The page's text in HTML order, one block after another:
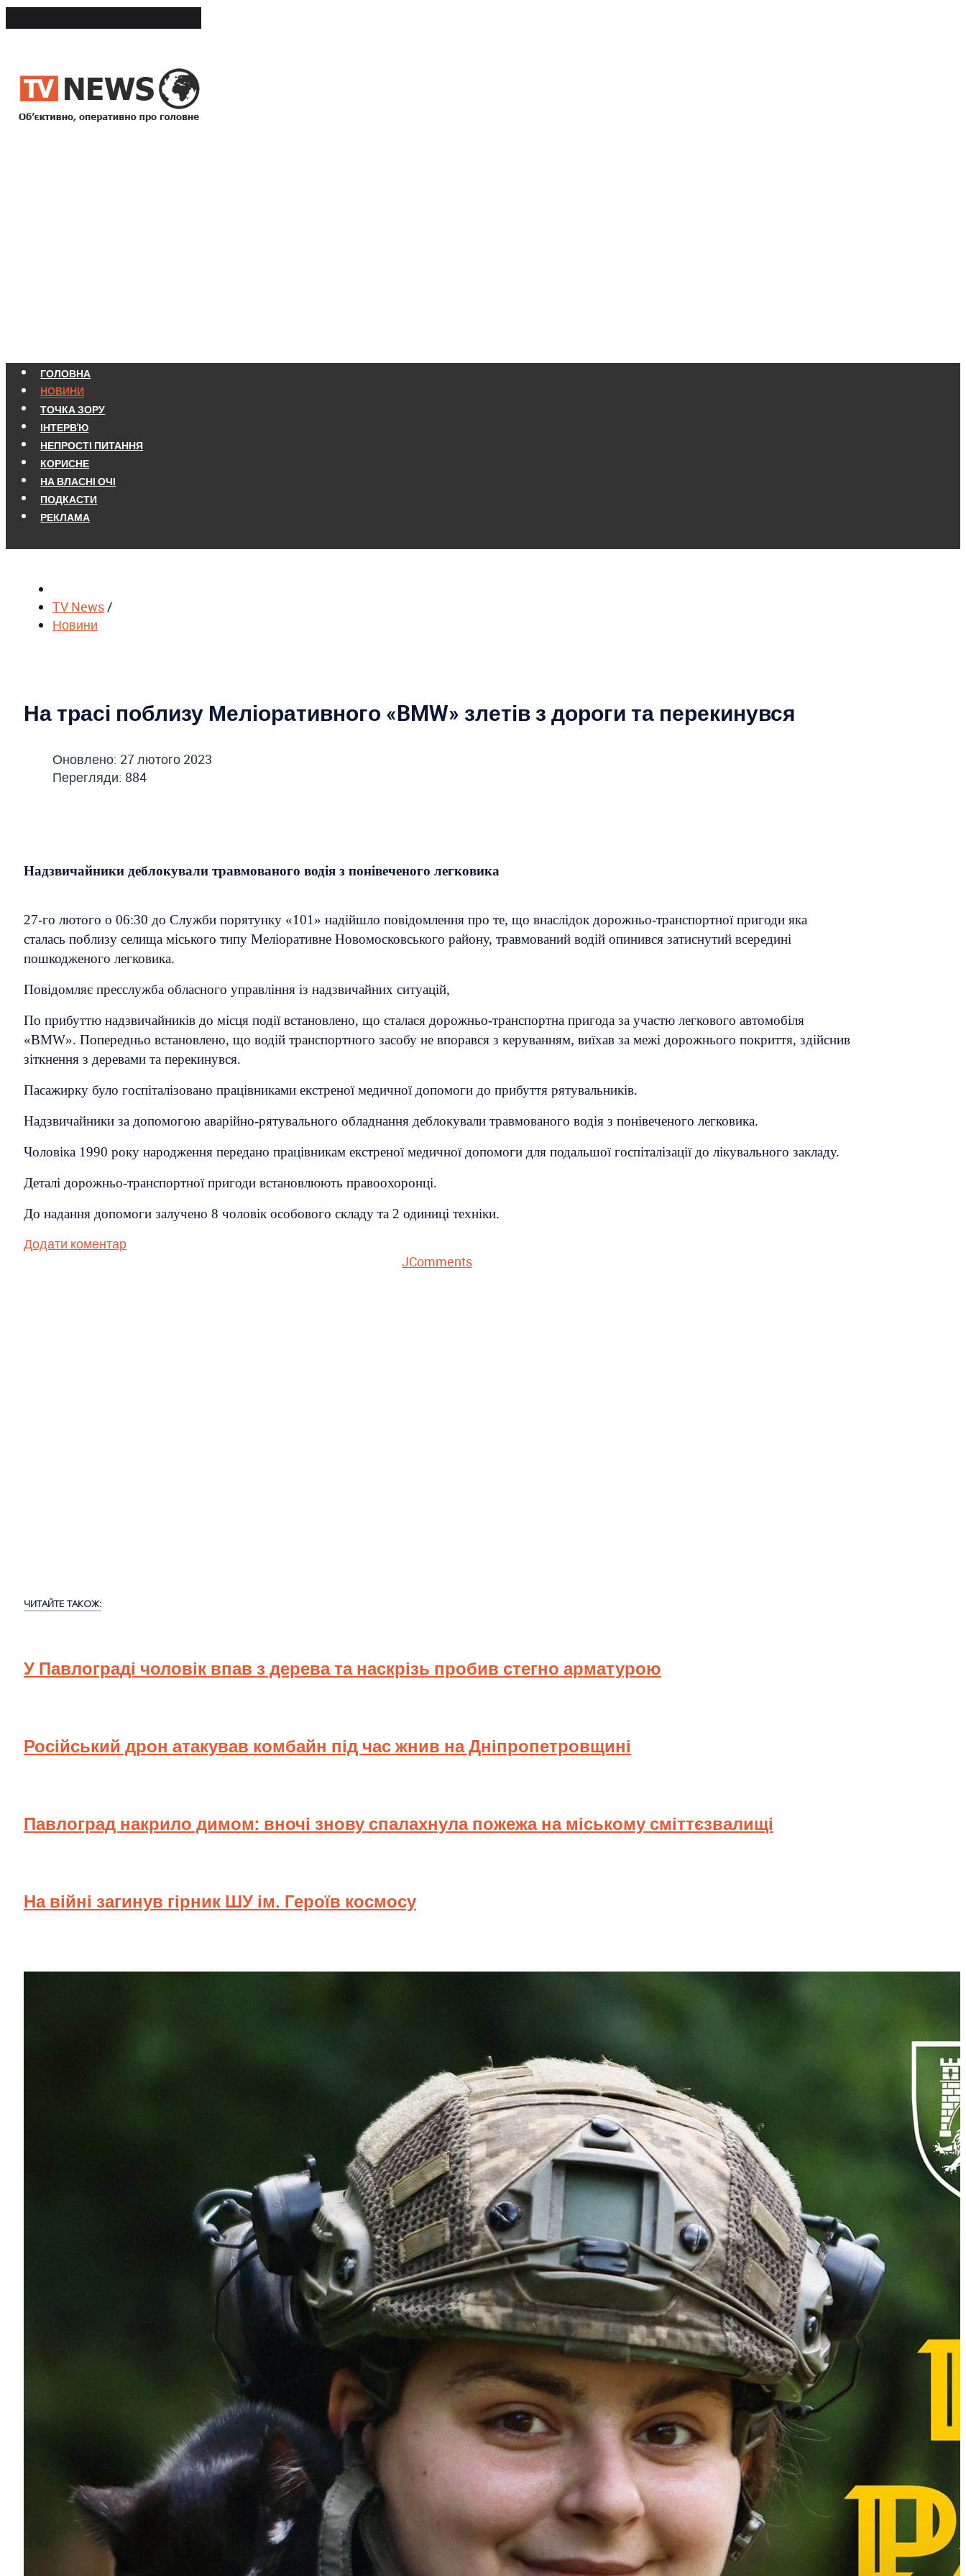
ГОЛОВНА
НОВИНИ
ТОЧКА ЗОРУ
ІНТЕРВ'Ю
НЕПРОСТІ ПИТАННЯ
КОРИСНЕ
НА ВЛАСНІ ОЧІ
ПОДКАСТИ
РЕКЛАМА
TV News /
Новини
На трасі поблизу Меліоративного «BMW» злетів з дороги та перекинувся
Оновлено: 27 лютого 2023
Перегляди: 884
Надзвичайники деблокували травмованого водія з понівеченого легковика
27-го лютого о 06:30 до Служби порятунку «101» надійшло повідомлення про те, що внаслідок дорожньо-транспортної пригоди яка
сталась поблизу селища міського типу Меліоративне Новомосковського району, травмований водій опинився затиснутий всередині
пошкодженого легковика.
Повідомляє пресслужба обласного управління із надзвичайних ситуацій,
По прибуттю надзвичайників до місця події встановлено, що сталася дорожньо-транспортна пригода за участю легкового автомобіля
«BMW». Попередньо встановлено, що водій транспортного засобу не впорався з керуванням, виїхав за межі дорожнього покриття, здійснив
зіткнення з деревами та перекинувся.
Пасажирку було госпіталізовано працівниками екстреної медичної допомоги до прибуття рятувальників.
Надзвичайники за допомогою аварійно-рятувального обладнання деблокували травмованого водія з понівеченого легковика.
Чоловіка 1990 року народження передано працівникам екстреної медичної допомоги для подальшої госпіталізації до лікувального закладу.
Деталі дорожньо-транспортної пригоди встановлюють правоохоронці.
До надання допомоги залучено 8 чоловік особового складу та 2 одиниці техніки.
Додати коментар
JComments
ЧИТАЙТЕ ТАКОЖ:
У Павлограді чоловік впав з дерева та наскрізь пробив стегно арматурою
Російський дрон атакував комбайн під час жнив на Дніпропетровщині
Павлоград накрило димом: вночі знову спалахнула пожежа на міському сміттєзвалищі
На війні загинув гірник ШУ ім. Героїв космосу